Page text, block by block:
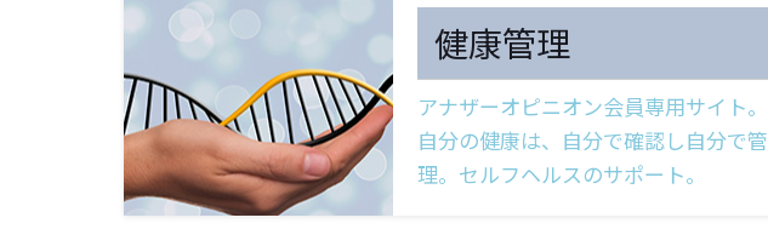
健康管理
アナザーオピニオン会員専用サイト。
自分の健康は、自分で確認し自分で管
理。セルフヘルスのサポート。